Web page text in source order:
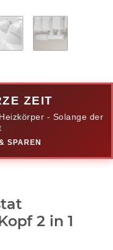
ZEIT
- Solange der
SPAREN
2 in 1